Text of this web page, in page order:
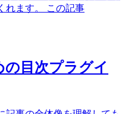
れます。 この記事
の目次プラグイ